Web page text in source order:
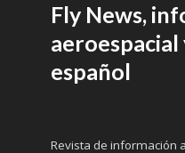
Fly News,
aeroespacial
español
Revista de información